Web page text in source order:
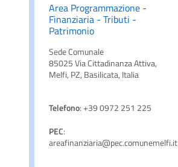
Area Programmazione -
Finanziaria - Tributi -
Patrimonio
Sede Comunale
85025 Via Cittadinanza Attiva,
Melfi, PZ, Basilicata, Italia
Telefono: +39 0972 251 225
PEC:
areafinanziaria@pec.comunemelfi.it